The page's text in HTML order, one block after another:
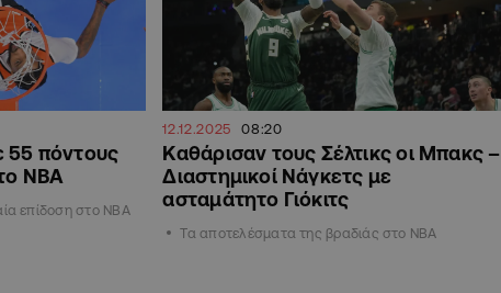
55 πόντους
ΝΒΑ
επίδοση στο NBA
12.12.2025 08:20
Καθάρισαν τους Σέλτικς οι Μπακς –
Διαστημικοί Νάγκετς με
ασταμάτητο Γιόκιτς
Τα αποτελέσματα της βραδιάς στο ΝΒΑ